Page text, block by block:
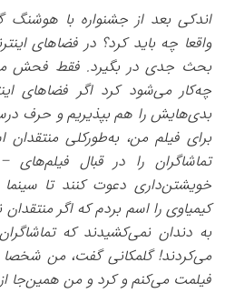
اندکی بعد از جشنواره با هوشنگ
واقعا چه باید کرد؟ در فضاهای
بحث جدی در بگیرد. فقط فحش
چه‌کار می‌شود کرد اگر فضاهای
بدی‌هایش را هم بپذیریم و حرف
برای فیلم من، به‌طور‌کلی منتقدان
تماشاگران را در قبال فیلم‌های
خویشتن‌داری دعوت کنند تا
کیمیاوی را اسم بردم که اگر
به دندان نمی‌کشیدند که
می‌کردند! گلمکانی گفت، من شخصا
فیلمت می‌کنم و کرد و من همین‌جا